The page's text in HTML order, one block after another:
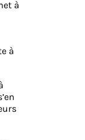
à
à